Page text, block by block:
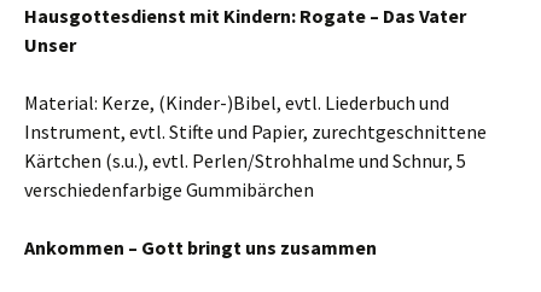
Hausgottesdienst mit Kindern: Rogate – Das Vater
Unser
Material: Kerze, (Kinder-)Bibel, evtl. Liederbuch und
Instrument, evtl. Stifte und Papier, zurechtgeschnittene
Kärtchen (s.u.), evtl. Perlen/Strohhalme und Schnur, 5
verschiedenfarbige Gummibärchen
Ankommen – Gott bringt uns zusammen